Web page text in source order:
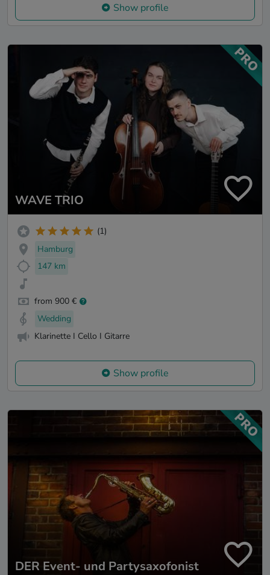
Show profile
WAVE TRIO
(1)
Hamburg
147 km
from 900 €
Wedding
Klarinette I Cello I Gitarre
Show profile
DER Event- und Partysaxofonist